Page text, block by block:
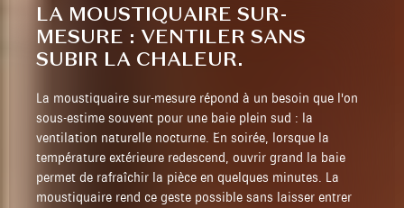
LA MOUSTIQUAIRE SUR-
MESURE : VENTILER SANS
SUBIR LA CHALEUR.
La moustiquaire sur-mesure répond à un besoin que l'on
sous-estime souvent pour une baie plein sud : la
ventilation naturelle nocturne. En soirée, lorsque la
température extérieure redescend, ouvrir grand la baie
permet de rafraîchir la pièce en quelques minutes. La
moustiquaire rend ce geste possible sans laisser entrer